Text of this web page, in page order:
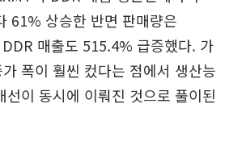
61% 상승한 반면 판매량은
매출도 515.4% 급증했다. 가
폭이 훨씬 컸다는 점에서 생산능
선이 동시에 이뤄진 것으로 풀이된